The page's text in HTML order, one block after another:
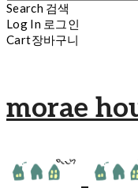
Search 검색
Log In 로그인
Cart장바구니
morae